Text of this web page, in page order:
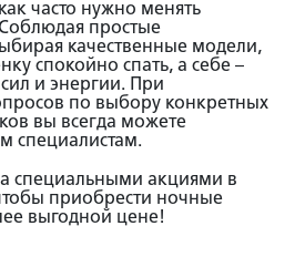
как часто нужно менять
простые
качественные модели,
спокойно спать, а себе –
и энергии. При
по выбору конкретных
вы всегда можете
специалистам.
специальными акциями в
приобрести ночные
выгодной цене!